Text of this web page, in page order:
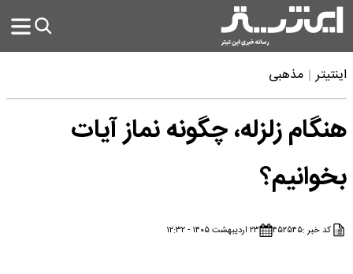
اینتیتر مذهبی
هنگام زلزله، چگونه نماز آیات
بخوانیم؟
کد خبر :۴۵۲۵۴۵ ۲۳ اردیبهشت ۱۴۰۵ - ۱۲:۳۲